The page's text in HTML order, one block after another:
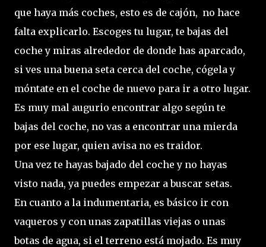
que haya más coches, esto es de cajón, no hace
falta explicarlo. Escoges tu lugar, te bajas del
coche y miras alrededor de donde has aparcado,
si ves una buena seta cerca del coche, cógela y
móntate en el coche de nuevo para ir a otro lugar.
Es muy mal augurio encontrar algo según te
bajas del coche, no vas a encontrar una mierda
por ese lugar, quien avisa no es traidor.
Una vez te hayas bajado del coche y no hayas
visto nada, ya puedes empezar a buscar setas.
En cuanto a la indumentaria, es básico ir con
vaqueros y con unas zapatillas viejas o unas
botas de agua, si el terreno está mojado. Es muy